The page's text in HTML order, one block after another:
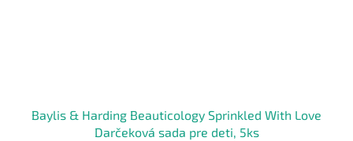
Baylis & Harding Beauticology Sprinkled With Love
Darčeková sada pre deti, 5ks